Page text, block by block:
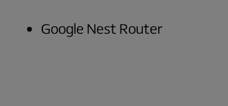
Google Nest Router